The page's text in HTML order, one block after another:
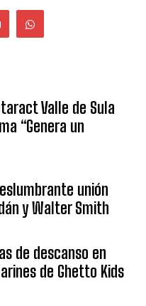
Valle de Sula
“Genera un
unión
y Walter Smith
de descanso en
de Ghetto Kids